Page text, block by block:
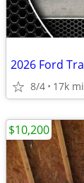
8/4 17k mi
$10,200